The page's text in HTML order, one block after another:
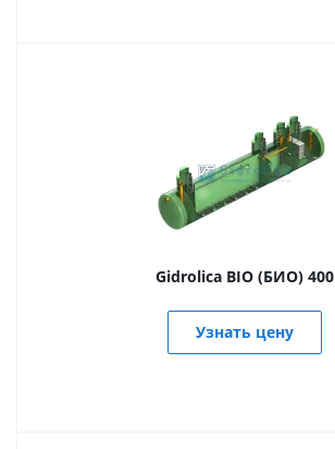
Gidrolica BIO (БИО) 400
Узнать цену